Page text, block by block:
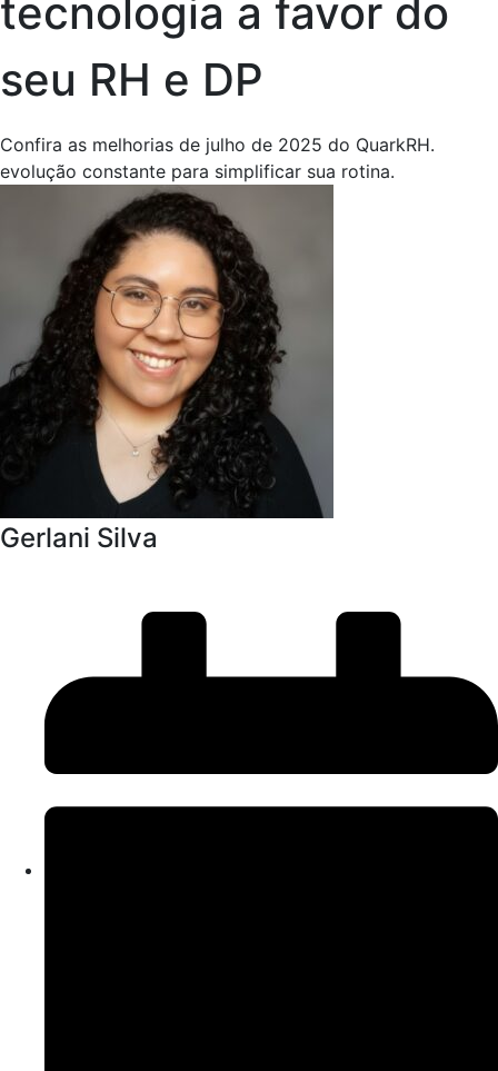
tecnologia a favor do
seu RH e DP
Confira as melhorias de julho de 2025 do QuarkRH.
evolução constante para simplificar sua rotina.
Gerlani Silva